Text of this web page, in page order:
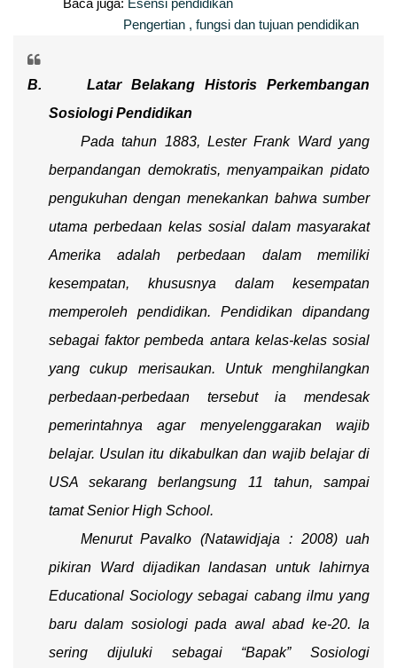
Pengertian , fungsi dan tujuan pendidikan
B. Latar Belakang HistorisPerkembangan
Sosiologi Pendidikan
Pada tahun 1883, Lester Frank Ward yang
berpandangan demokratis, menyampaikan pidato
pengukuhan dengan menekankan bahwa sumber
utama perbedaan kelas sosial dalam masyarakat
Amerika adalah perbedaan dalam memiliki
kesempatan, khususnya dalam kesempatan
memperoleh pendidikan. Pendidikan dipandang
sebagai faktor pembeda antara kelas-kelas sosial
yang cukup merisaukan. Untuk menghilangkan
perbedaan-perbedaan tersebut ia mendesak
pemerintahnya agar menyelenggarakan wajib
belajar. Usulan itu dikabulkan dan wajib belajar di
USA sekarang berlangsung 11 tahun, sampai
tamatSenior High School.
MenurutPavalko(Natawidjaja : 2008)uah
pikiran Ward dijadikan landasan untuk lahirnya
Educational Sociologysebagai cabang ilmu yang
baru dalam sosiologi pada awal abad ke-20. Ia
sering dijuluki sebagai “Bapak” Sosiologi